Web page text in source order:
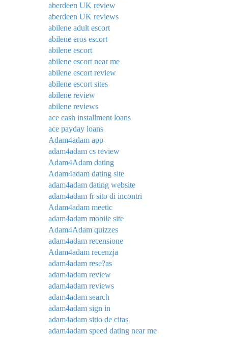
aberdeen UK review
aberdeen UK reviews
abilene adult escort
abilene eros escort
abilene escort
abilene escort near me
abilene escort review
abilene escort sites
abilene review
abilene reviews
ace cash installment loans
ace payday loans
Adam4adam app
adam4adam cs review
Adam4Adam dating
Adam4adam dating site
adam4adam dating website
adam4adam fr sito di incontri
Adam4adam meetic
adam4adam mobile site
Adam4Adam quizzes
adam4adam recensione
Adam4adam recenzja
adam4adam rese?as
adam4adam review
adam4adam reviews
adam4adam search
adam4adam sign in
adam4adam sitio de citas
adam4adam speed dating near me